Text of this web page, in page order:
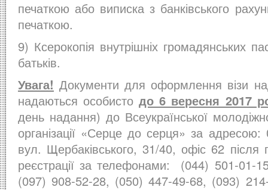
печаткою або виписка з банківського
печаткою.
9) Ксерокопія внутрішніх громадянських
батьків.
Увага! Документи для оформлення візи
надаються особистодо 6 вересня 2017
день надання) до Всеукраїнської
організації «Серце до серця» за
вул. Щербаківського, 31/40, офіс 62 після
реєстрації за телефонами: (044) 501-01-
(097) 908-52-28, (050) 447-49-68, (093)